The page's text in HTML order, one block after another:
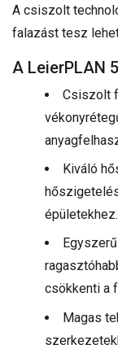
A csiszolt
falazást tesz
A LeierPLAN
Csiszolt
Kiváló
épületekhez.
csökkenti a
Magas